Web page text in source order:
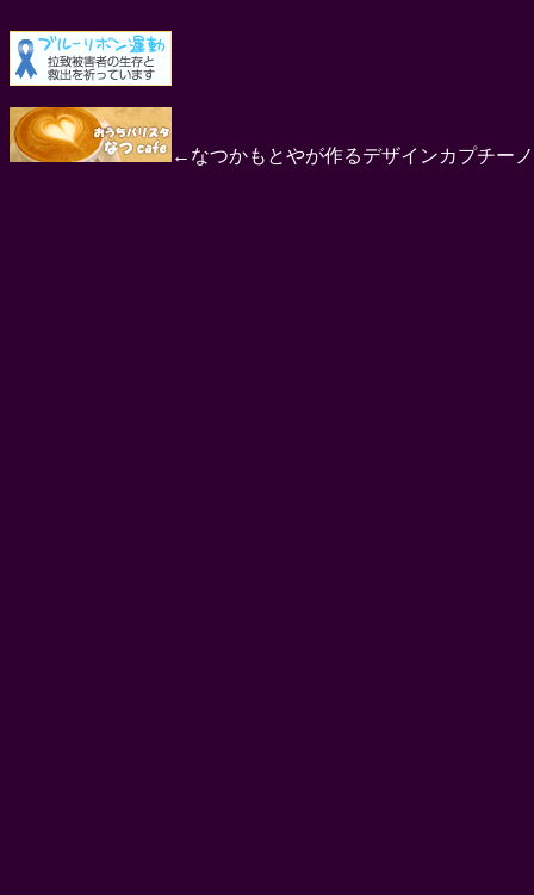
←なつかもとやが作るデザインカプチー